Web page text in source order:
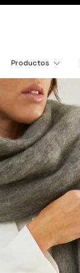
Productos